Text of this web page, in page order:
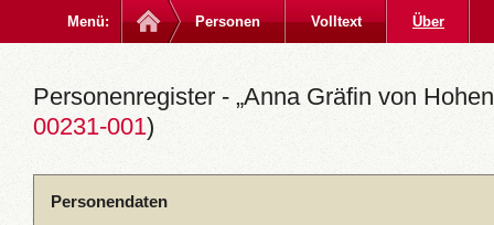
Menü: Personen Volltext Über
Personenregister - „Anna Gräfin von
00231-001)
Personendaten